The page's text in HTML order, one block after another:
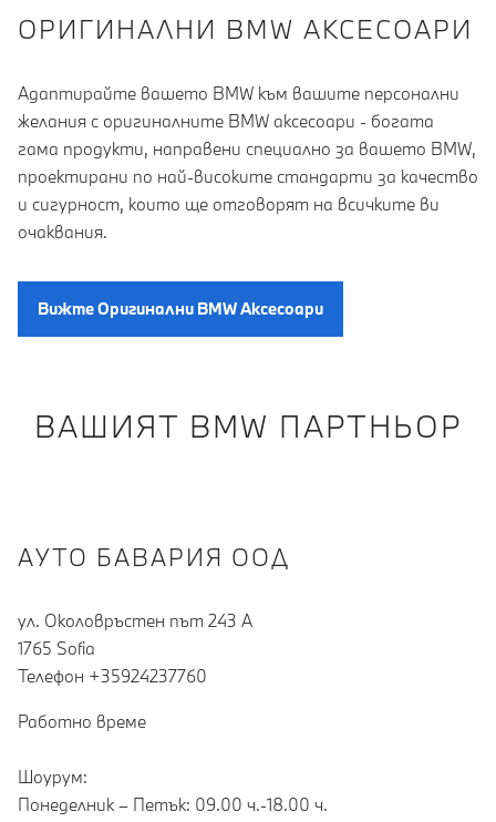
OРИГИНАЛНИ BMW АКСЕСОАРИ
Адаптирайте вашето BMW към вашите персонални
желания с оригиналните BMW аксесоари - богата
гама продукти, направени специално за вашето BMW,
проектирани по най-високите стандарти за качество
и сигурност, които ще отговорят на всичките ви
очаквания.
Вижте Oригинални BMW Aксесоари
ВАШИЯТ BMW ПАРТНЬОР
АУТО БАВАРИЯ ООД
ул. Околовръстен път 243 А
1765 Sofia
Teлефон +35924237760
Работно време
Шоурум:
Понеделник – Петък: 09.00 ч.-18.00 ч.